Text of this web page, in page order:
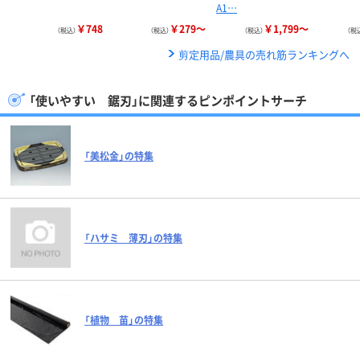
（税込） ￥748 （税込） ￥279～
A1…
（税込） ￥1,799～ （税
剪定用品/農具の売れ筋ランキングへ
「使いやすい 鋸刃」に関連するピンポイントサーチ
「美松金」の特集
「ハサミ 薄刃」の特集
「植物 苗」の特集